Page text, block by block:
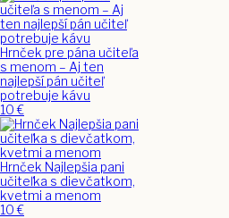
Hrnček pre pána učiteľa
s menom – Aj ten
najlepší pán učiteľ
potrebuje kávu
10€
Hrnček Najlepšia pani
učiteľka s dievčatkom,
kvetmi a menom
10€